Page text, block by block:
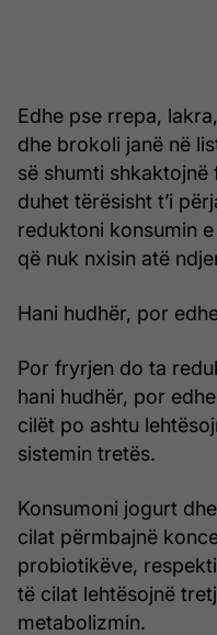
Edhe pse rrepa,
dhe brokoli janë në
së shumti
duhet tërësisht t’i
reduktoni konsumin
që nuk nxisin atë
Hani hudhër, por
Por fryrjen do ta
hani hudhër, por
cilët po ashtu
sistemin tretës.
Konsumoni jogurt
cilat përmbajnë
probiotikëve,
të cilat lehtësojnë
metabolizmin.